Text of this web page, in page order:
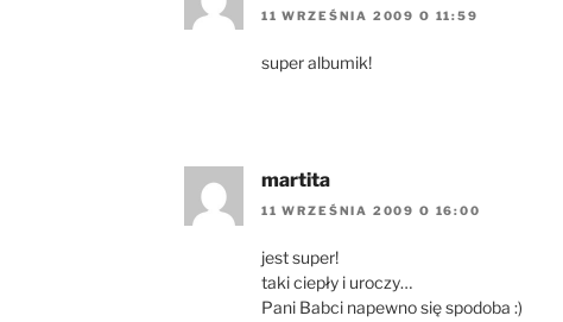
11 WRZEŚNIA 2009 O 11:59
super albumik!
martita
11 WRZEŚNIA 2009 O 16:00
jest super!
taki ciepły i uroczy…
Pani Babci napewno się spodoba :)